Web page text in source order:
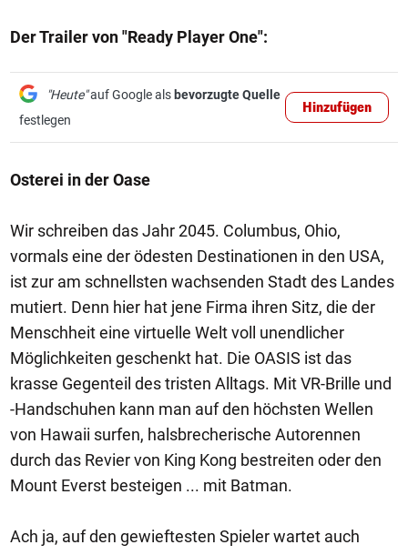
Der Trailer von "Ready Player One":
"Heute"auf Google als bevorzugte Quelle
festlegen
Hinzufügen
Osterei in der Oase
Wir schreiben das Jahr 2045. Columbus, Ohio,
vormals eine der ödesten Destinationen in den USA,
ist zur am schnellsten wachsenden Stadt des Landes
mutiert. Denn hier hat jene Firma ihren Sitz, die der
Menschheit eine virtuelle Welt voll unendlicher
Möglichkeiten geschenkt hat. Die OASIS ist das
krasse Gegenteil des tristen Alltags. Mit VR-Brille und
-Handschuhen kann man auf den höchsten Wellen
von Hawaii surfen, halsbrecherische Autorennen
durch das Revier von King Kong bestreiten oder den
Mount Everst besteigen ... mit Batman.
Ach ja, auf den gewieftesten Spieler wartet auch